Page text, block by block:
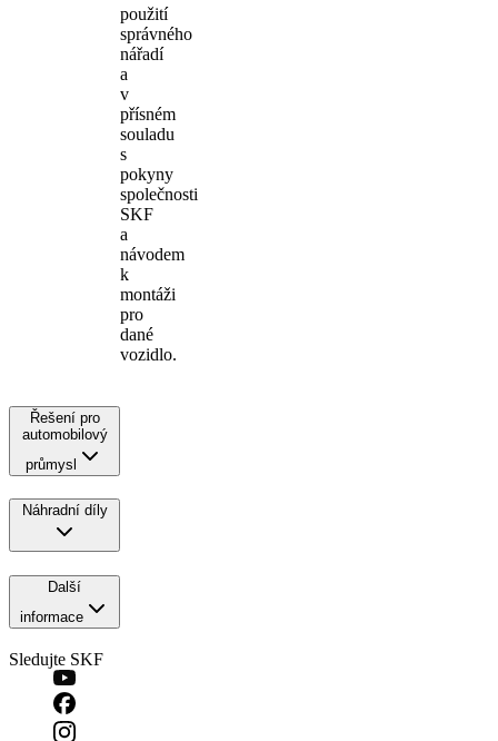
použití
správného
nářadí
a
v
přísném
souladu
s
pokyny
společnosti
SKF
a
návodem
k
montáži
pro
dané
vozidlo.
Řešení pro
automobilový
průmysl
Náhradní díly
Další
informace
Sledujte SKF